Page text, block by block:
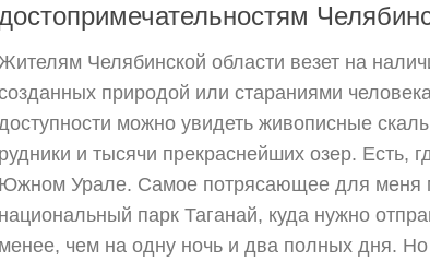
Жителям Челябинской области везет на
природой или стараниями
доступности можно увидеть живописные
рудники и тысячи прекраснейших озер. Есть,
Южном Урале. Самое потрясающее для меня
национальный парк Таганай, куда нужно
менее, чем на одну ночь и два полных дня.